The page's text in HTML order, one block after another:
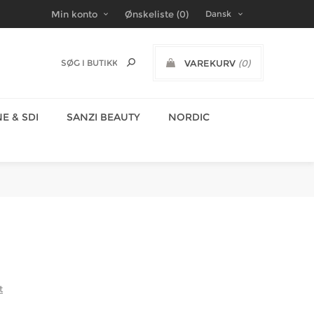
Min konto Ønskeliste (0)
VAREKURV (0)
& SDI SANZI BEAUTY NORDIC